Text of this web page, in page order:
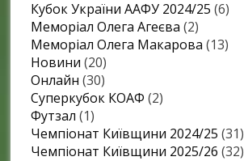
Кубок України ААФУ 2024/25 (6)
Меморіал Олега Агеєва (2)
Меморіал Олега Макарова (13)
Новини (20)
Онлайн (30)
Суперкубок КОАФ (2)
Футзал (1)
Чемпіонат Київщини 2024/25 (31)
Чемпіонат Київщини 2025/26 (32)